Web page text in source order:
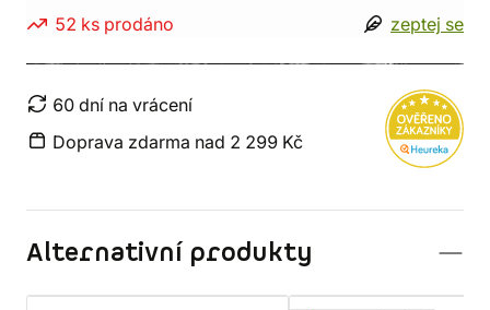
52 ks prodáno zeptej se
60 dní na vrácení
Doprava zdarma nad 2 299 Kč
Alternativní produkty